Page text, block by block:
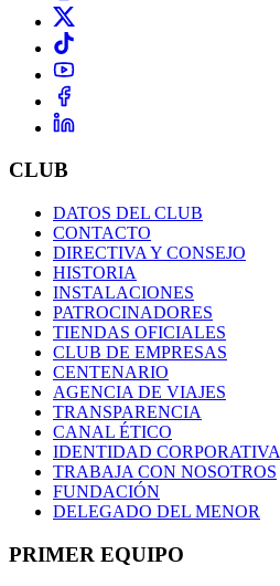
CLUB
DATOS DEL CLUB
CONTACTO
DIRECTIVA Y CONSEJO
HISTORIA
INSTALACIONES
PATROCINADORES
TIENDAS OFICIALES
CLUB DE EMPRESAS
CENTENARIO
AGENCIA DE VIAJES
TRANSPARENCIA
CANAL ÉTICO
IDENTIDAD CORPORATIVA
TRABAJA CON NOSOTROS
FUNDACIÓN
DELEGADO DEL MENOR
PRIMER EQUIPO